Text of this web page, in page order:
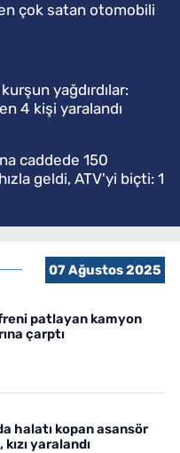
çok satan otomobili
yağdırdılar:
4 kişi yaralandı
caddede 150
geldi, ATV'yi biçti: 1
07 Ağustos 2025
patlayan kamyon
çarptı
halatı kopan asansör
yaralandı